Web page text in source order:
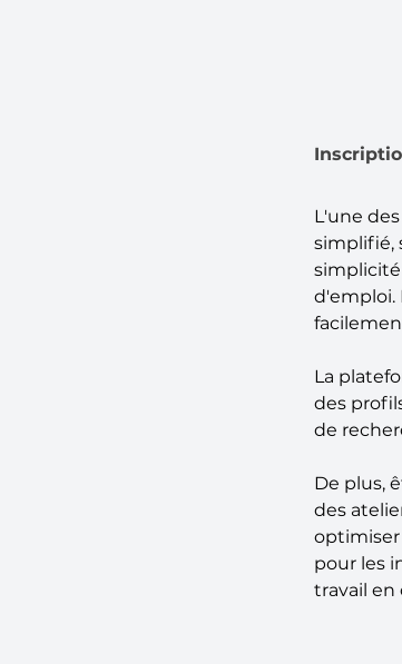
L'une
simplifié,
simplicité
d'emploi.
La
des
de
De plus,
des
optimiser
pour les
travail en